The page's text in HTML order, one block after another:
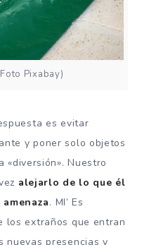
Pixabay)
es evitar
y poner solo objetos
«diversión». Nuestro
alejarlo de lo que él
. MI’ Es
los extraños que entran
nuevas presencias y